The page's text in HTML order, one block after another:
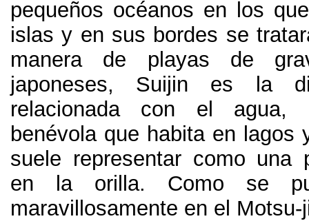
pequeños océanos en los
islas y en sus bordes se
manera de playas de
japoneses, Suijin es la
relacionada con el agua,
benévola que habita en lagos
suele representar como una
en la orilla. Como se
maravillosamente en el Motsu-